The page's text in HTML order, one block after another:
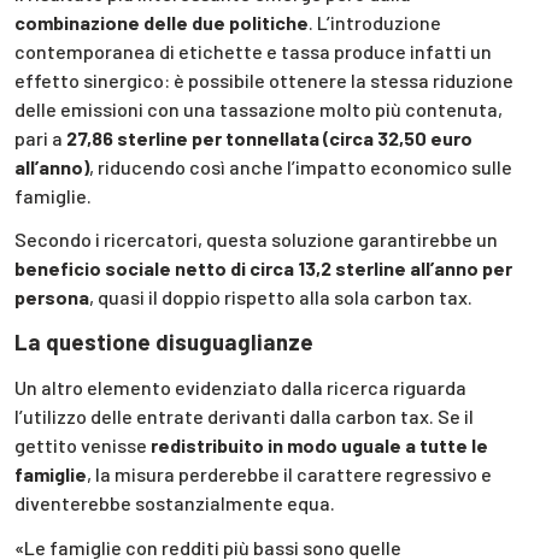
combinazione delle due politiche . L’introduzione
contemporanea di etichette e tassa produce infatti un
effetto sinergico: è possibile ottenere la stessa riduzione
delle emissioni con una tassazione molto più contenuta,
pari a 27,86 sterline per tonnellata (circa 32,50 euro
all’anno), riducendo così anche l’impatto economico sulle
famiglie.
Secondo i ricercatori, questa soluzione garantirebbe un
beneficio sociale netto di circa 13,2 sterline all’anno per
persona, quasi il doppio rispetto alla sola carbon tax.
La questione disuguaglianze
Un altro elemento evidenziato dalla ricerca riguarda
l’utilizzo delle entrate derivanti dalla carbon tax. Se il
gettito venisse redistribuito in modo uguale a tutte le
famiglie, la misura perderebbe il carattere regressivo e
diventerebbe sostanzialmente equa.
«Le famiglie con redditi più bassi sono quelle